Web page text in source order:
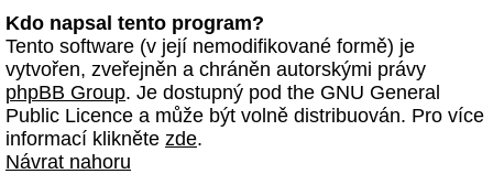
Kdo napsal tento program?
Tento software (v její nemodifikované formě) je
vytvořen, zveřejněn a chráněn autorskými právy
phpBB Group. Je dostupný pod the GNU General
Public Licence a může být volně distribuován. Pro více
informací klikněte zde.
Návrat nahoru